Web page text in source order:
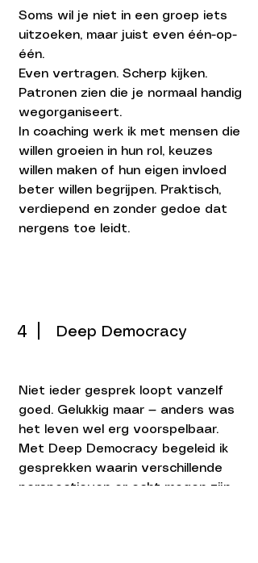
Soms wil je niet in een groep iets
uitzoeken, maar juist even één-op-
één.
Even vertragen. Scherp kijken.
Patronen zien die je normaal handig
wegorganiseert.
In coaching werk ik met mensen die
willen groeien in hun rol, keuzes
willen maken of hun eigen invloed
beter willen begrijpen. Praktisch,
verdiepend en zonder gedoe dat
nergens toe leidt.
4 Deep Democracy
Niet ieder gesprek loopt vanzelf
goed. Gelukkig maar — anders was
het leven wel erg voorspelbaar.
Met Deep Democracy begeleid ik
gesprekken waarin verschillende
perspectieven er echt mogen zijn.